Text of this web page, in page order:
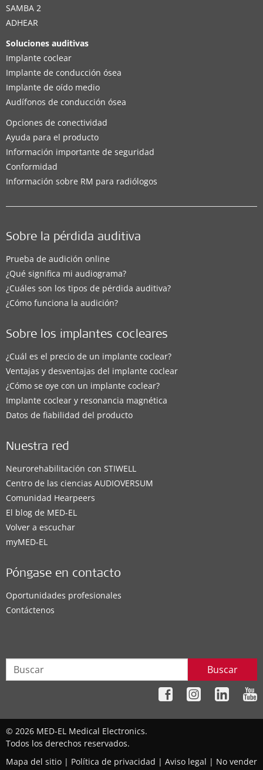
SAMBA 2
ADHEAR
Soluciones auditivas
Implante coclear
Implante de conducción ósea
Implante de oído medio
Audífonos de conducción ósea
Opciones de conectividad
Ayuda para el producto
Información importante de seguridad
Conformidad
Información sobre RM para radiólogos
Sobre la pérdida auditiva
Prueba de audición online
¿Qué significa mi audiograma?
¿Cuáles son los tipos de pérdida auditiva?
¿Cómo funciona la audición?
Sobre los implantes cocleares
¿Cuál es el precio de un implante coclear?
Ventajas y desventajas del implante coclear
¿Cómo se oye con un implante coclear?
Implante coclear y resonancia magnética
Datos de fiabilidad del producto
Nuestra red
Neurorehabilitación con STIWELL
Centro de las ciencias AUDIOVERSUM
Comunidad Hearpeers
El blog de MED-EL
Volver a escuchar
myMED‑EL
Póngase en contacto
Oportunidades profesionales
Contáctenos
Buscar
© 2026 MED-EL Medical Electronics.
Todos los derechos reservados.
Mapa del sitio | Política de privacidad | Aviso legal | No vender